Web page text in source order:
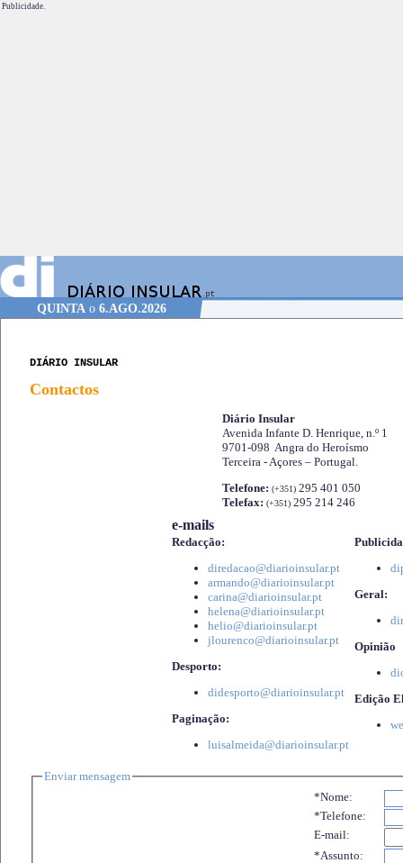
Publicidade.
QUINTAo 6.AGO.2026
DIÁRIO INSULAR
Contactos
Diário Insular
Avenida Infante D. Henrique, n.º 1
9701-098 Angra do Heroísmo
Terceira - Açores – Portugal.
Telefone: (+351) 295 401 050
Telefax: (+351) 295 214 246
e-mails
Redacção:
diredacao@diarioinsular.pt
armando@diarioinsular.pt
carina@diarioinsular.pt
helena@diarioinsular.pt
helio@diarioinsular.pt
jlourenco@diarioinsular.pt
Desporto:
didesporto@diarioinsular.pt
Paginação:
luisalmeida@diarioinsular.pt
Geral:
Opinião
Edição
Enviar mensagem
*Nome:
*Telefone:
E-mail:
*Assunto: